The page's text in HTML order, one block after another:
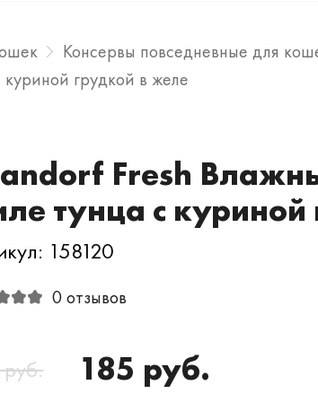
Консервы повседневные для
грудкой в желе
Fresh
тунца с
158120
0 отзывов
185 руб.